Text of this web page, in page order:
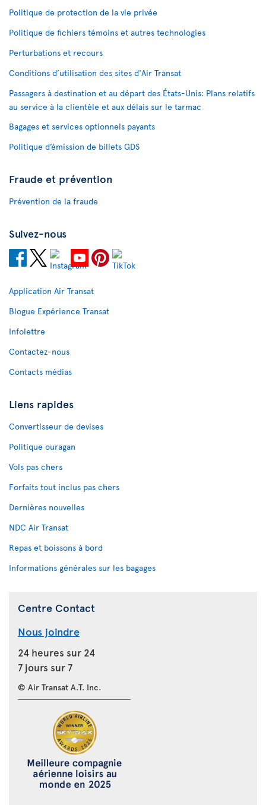
Politique de protection de la vie privée
Politique de fichiers témoins et autres technologies
Perturbations et recours
Conditions d’utilisation des sites d'Air Transat
Passagers à destination et au départ des États-Unis: Plans relatifs
au service à la clientèle et aux délais sur le tarmac
Bagages et services optionnels payants
Politique d’émission de billets GDS
Fraude et prévention
Prévention de la fraude
Suivez-nous
Application Air Transat
Blogue Expérience Transat
Infolettre
Contactez-nous
Contacts médias
Liens rapides
Convertisseur de devises
Politique ouragan
Vols pas chers
Forfaits tout inclus pas chers
Dernières nouvelles
NDC Air Transat
Repas et boissons à bord
Informations générales sur les bagages
Centre Contact
Nous joindre
24 heures sur 24
7 jours sur 7
© Air Transat A.T. Inc.